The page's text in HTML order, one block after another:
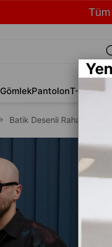
GömlekPantolonT-Shirt
Batik Desenli Rahat Kalıp